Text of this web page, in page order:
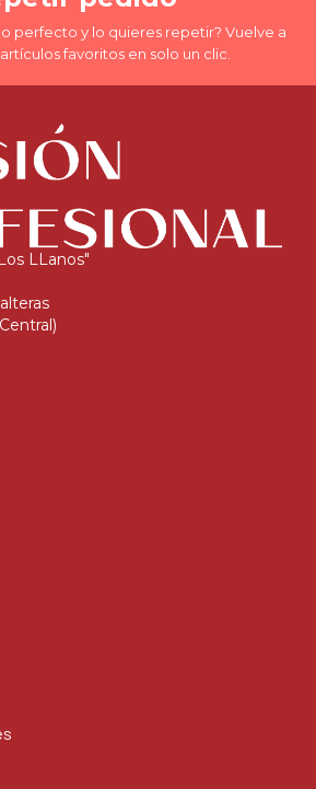
perfecto y lo quieres repetir? Vuelve a
favoritos en solo un clic.
LLanos"